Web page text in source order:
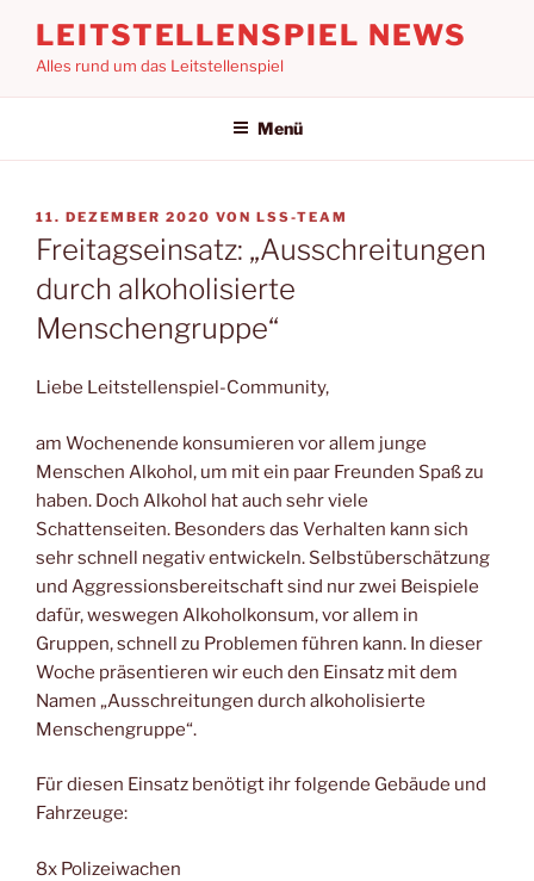
Inhalt
springen
LEITSTELLENSPIEL NEWS
Alles rund um das Leitstellenspiel
Menü
VERÖFFENTLICHT
AM
11. DEZEMBER 2020 VON LSS-TEAM
Freitagseinsatz: „Ausschreitungen
durch alkoholisierte
Menschengruppe“
Liebe Leitstellenspiel-Community,
am Wochenende konsumieren vor allem junge
Menschen Alkohol, um mit ein paar Freunden Spaß zu
haben. Doch Alkohol hat auch sehr viele
Schattenseiten. Besonders das Verhalten kann sich
sehr schnell negativ entwickeln. Selbstüberschätzung
und Aggressionsbereitschaft sind nur zwei Beispiele
dafür, weswegen Alkoholkonsum, vor allem in
Gruppen, schnell zu Problemen führen kann. In dieser
Woche präsentieren wir euch den Einsatz mit dem
Namen „Ausschreitungen durch alkoholisierte
Menschengruppe“.
Für diesen Einsatz benötigt ihr folgende Gebäude und
Fahrzeuge:
8x Polizeiwachen